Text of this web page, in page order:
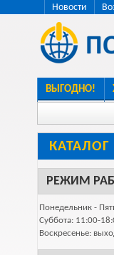
Новости
ВЫГОДНО!
КАТАЛОГ
РЕЖИМ
Понедельник -
Суббота: 11:00-
Воскресенье: